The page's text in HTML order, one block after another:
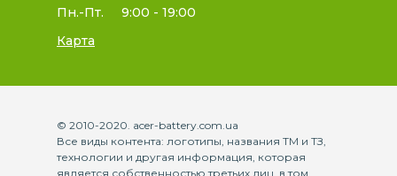
Пн.-Пт.
9:00 - 19:00
Карта
© 2010-2020. acer-battery.com.ua
Все виды контента: логотипы, названия ТМ и ТЗ,
технологии и другая информация, которая
является собственностью третьих лиц, в том